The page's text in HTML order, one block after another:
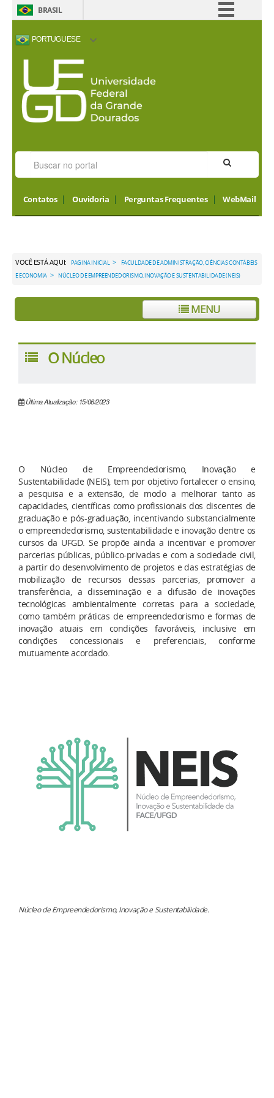
BRASIL
PORTUGUESE
ACESSIBILIDADE ALTO CONTRASTE
VISITORS
Contatos Ouvidoria Perguntas Frequentes WebMail
VOCÊ ESTÁ AQUI: PAGINA INICIAL >
FACULDADE DE ADMINISTRAÇÃO, CIÊNCIAS CONTÁBEIS
E ECONOMIA > NÚCLEO DE EMPREENDEDORISMO, INOVAÇÃO E SUSTENTABILIDADE (NEIS)
MENU
O Núcleo
Última Atualização: 15/06/2023
O Núcleo de Empreendedorismo, Inovação e
Sustentabilidade (NEIS), tem por objetivo fortalecer o ensino,
a pesquisa e a extensão, de modo a melhorar tanto as
capacidades, científicas como profissionais dos discentes de
graduação e pós-graduação, incentivando substancialmente
o empreendedorismo, sustentabilidade e inovação dentre os
cursos da UFGD. Se propõe ainda a incentivar e promover
parcerias públicas, público-privadas e com a sociedade civil,
a partir do desenvolvimento de projetos e das estratégias de
mobilização de recursos dessas parcerias, promover a
transferência, a disseminação e a difusão de inovações
tecnológicas ambientalmente corretas para a sociedade,
como também práticas de empreendedorismo e formas de
inovação atuais em condições favoráveis, inclusive em
condições concessionais e preferenciais, conforme
mutuamente acordado.
Núcleo de Empreendedorismo, Inovação e Sustentabilidade.